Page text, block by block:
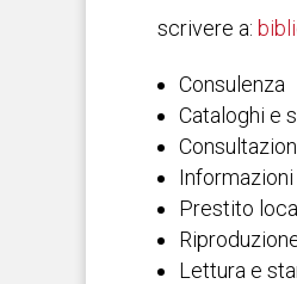
scrivere a:
Consulenza
Cataloghi e
Prestito
Lettura e